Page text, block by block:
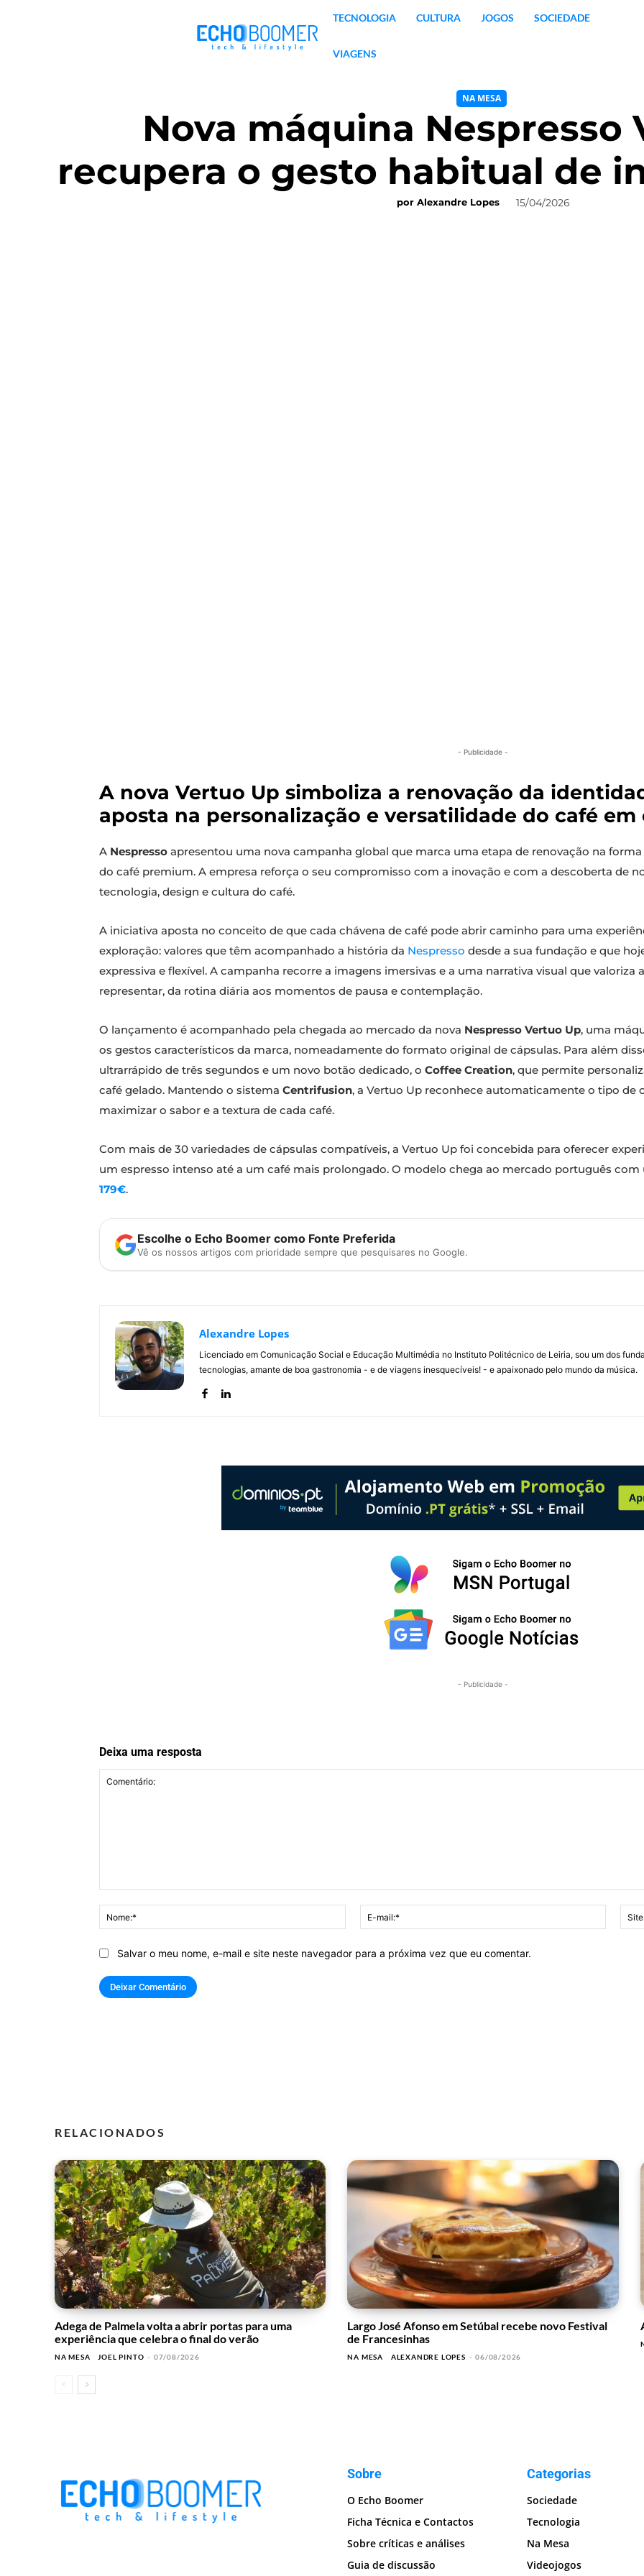
TECNOLOGIA CULTURA JOGOS SOCIEDADE
VIAGENS
NA MESA
Nova máquina Nespresso
recupera o gesto habitual de
por Alexandre Lopes 15/04/2026
- Publicidade -
A nova Vertuo Up simboliza a renovação da
aposta na personalização e versatilidade do café em
A Nespresso apresentou uma nova campanha global que marca uma etapa de renovação na
do café premium. A empresa reforça o seu compromisso com a inovação e com a descoberta de
tecnologia, design e cultura do café.
A iniciativa aposta no conceito de que cada chávena de café pode abrir caminho para uma
exploração: valores que têm acompanhado a história da Nespresso desde a sua fundação e que
expressiva e flexível. A campanha recorre a imagens imersivas e a uma narrativa visual que
representar, da rotina diária aos momentos de pausa e contemplação.
O lançamento é acompanhado pela chegada ao mercado da nova Nespresso Vertuo Up, uma
os gestos característicos da marca, nomeadamente do formato original de cápsulas. Para além
ultrarrápido de três segundos e um novo botão dedicado, o Coffee Creation, que permite
café gelado. Mantendo o sistema Centrifusion, a Vertuo Up reconhece automaticamente o tipo de
maximizar o sabor e a textura de cada café.
Com mais de 30 variedades de cápsulas compatíveis, a Vertuo Up foi concebida para oferecer
um espresso intenso até a um café mais prolongado. O modelo chega ao mercado português com
179€.
Escolhe o Echo Boomer como Fonte Preferida
Vê os nossos artigos com prioridade sempre que pesquisares no Google.
Alexandre Lopes
Licenciado em Comunicação Social e Educação Multimédia no Instituto Politécnico de Leiria, sou um dos
tecnologias, amante de boa gastronomia - e de viagens inesquecíveis! - e apaixonado pelo mundo da música.
- Publicidade -
Deixa uma resposta
Nome:*
mail:*
Salvar o meu nome, e-mail e site neste navegador para a próxima vez que eu comentar.
RELACIONADOS
Adega de Palmela volta a abrir portas para uma
experiência que celebra o final do verão
NA MESA JOEL PINTO - 07/08/2026
Largo José Afonso em Setúbal recebe novo Festival
de Francesinhas
NA MESA ALEXANDRE LOPES - 06/08/2026
Sobre
O Echo Boomer
Ficha Técnica e Contactos
Sobre críticas e análises
Guia de discussão
Categorias
Sociedade
Tecnologia
Na Mesa
Videojogos